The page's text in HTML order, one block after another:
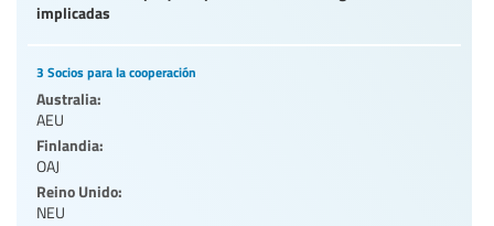
implicadas
3 Socios para la cooperación
Australia:
AEU
Finlandia:
OAJ
Reino Unido:
NEU